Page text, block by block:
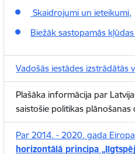
Skaidrojumi un ieteikumi,
Biežāk sastopamās
Vadošās iestādes izstrādātās
Plašāka informācija par
saistošie politikas
Par 2014. - 2020. gada
horizontālā principa